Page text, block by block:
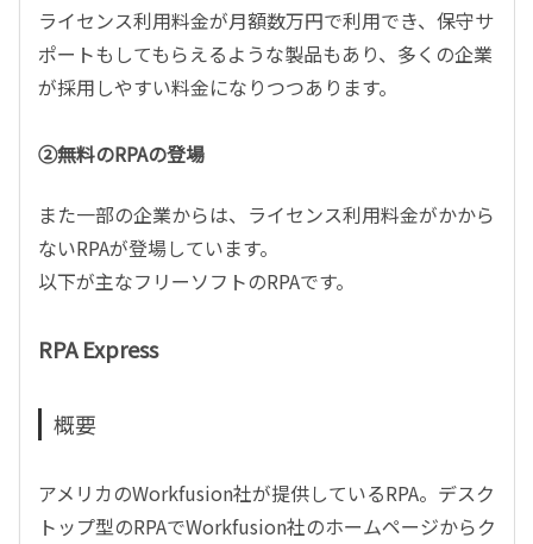
ライセンス利用料金が月額数万円で利用でき、保守サ
ポートもしてもらえるような製品もあり、多くの企業
が採用しやすい料金になりつつあります。
②無料のRPAの登場
また一部の企業からは、ライセンス利用料金がかから
ないRPAが登場しています。
以下が主なフリーソフトのRPAです。
RPA Express
概要
アメリカのWorkfusion社が提供しているRPA。デスク
トップ型のRPAでWorkfusion社のホームページからク